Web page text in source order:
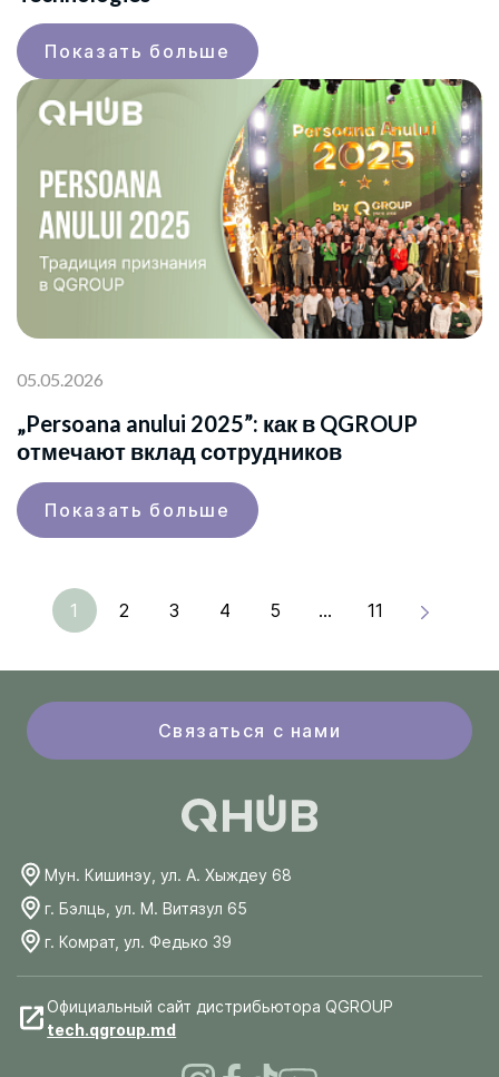
Показать больше
05.05.2026
„Persoana anului 2025”: как в QGROUP
отмечают вклад сотрудников
Показать больше
1 2 3 4 5 ... 11
Связаться с нами
Мун. Кишинэу, ул. А. Хыждеу 68
г. Бэлць, ул. М. Витязул 65
г. Комрат, ул. Федько 39
Официальный сайт дистрибьютора QGROUP
tech.qgroup.md